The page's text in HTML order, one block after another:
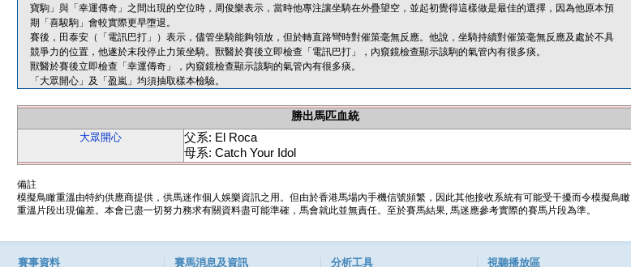
寶駒」與「幸運傳奇」之間出現的空位時，周俊樂表示，當時他專注讓坐騎在外疊望空，並起初覺得這樣做是最佳的選擇，因為他原本預
期「喜駿駒」會較實際更早墮退。
賽後，田泰安（「電訊巴打」）表示，儘管坐騎能夠領放，但於轉直路彎時對催策毫無反應。他說，坐騎持續對催策毫無反應及處於不具
競爭力的位置，他遂於末段停止力策坐騎。獸醫於賽後立即檢查「電訊巴打」，內窺鏡檢查顯示該駒的氣管內有很多痰。
獸醫於賽後立即檢查「幸運傳奇」，內窺鏡檢查顯示該駒的氣管內有很多痰。
「大眾開心」及「盈嵐」均須抽取樣本檢驗。
勝出馬匹血統
大眾開心
父系: El Roca
母系: Catch Your Idol
備註
模擬鳥瞰重溫由特約供應商提供，供馬迷作個人娛樂資訊之用。但由於香港馬場內手機信號頻繁，因此其他接收系統有可能受干擾而令模擬鳥瞰
重溫片段出現偏差。本會已盡一切努力務求有關資料盡可能準確，馬會就此並無責任。至於賽馬結果, 馬迷應參考實際的賽馬片段為準。
賽事資料 賽馬消息及資訊 分析工具 視聽播放區